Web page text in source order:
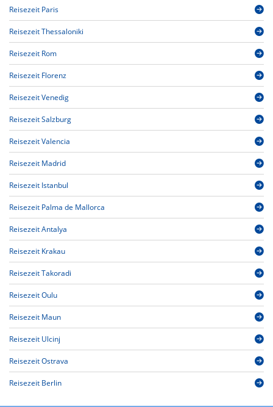
Reisezeit Paris
Reisezeit Thessaloniki
Reisezeit Rom
Reisezeit Florenz
Reisezeit Venedig
Reisezeit Salzburg
Reisezeit Valencia
Reisezeit Madrid
Reisezeit Istanbul
Reisezeit Palma de Mallorca
Reisezeit Antalya
Reisezeit Krakau
Reisezeit Takoradi
Reisezeit Oulu
Reisezeit Maun
Reisezeit Ulcinj
Reisezeit Ostrava
Reisezeit Berlin